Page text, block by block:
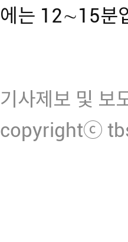
에는 12∼15분
기사제보 및
copyrightⓒ